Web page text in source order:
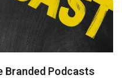
Podcasts